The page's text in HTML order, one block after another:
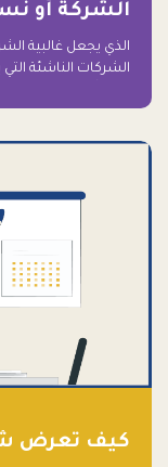
الشركة أو
الذي يجعل غالبية
الشركات الناشئة التي
كيف تعرض